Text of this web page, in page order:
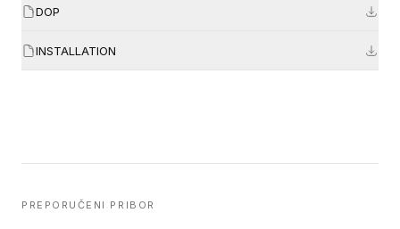
DOP
INSTALLATION
PREPORUČENI PRIBOR